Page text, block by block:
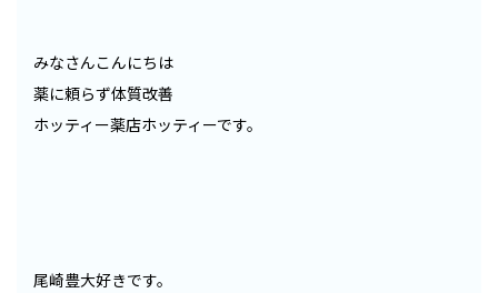
みなさんこんにちは
薬に頼らず体質改善
ホッティー薬店ホッティーです。
尾崎豊大好きです。